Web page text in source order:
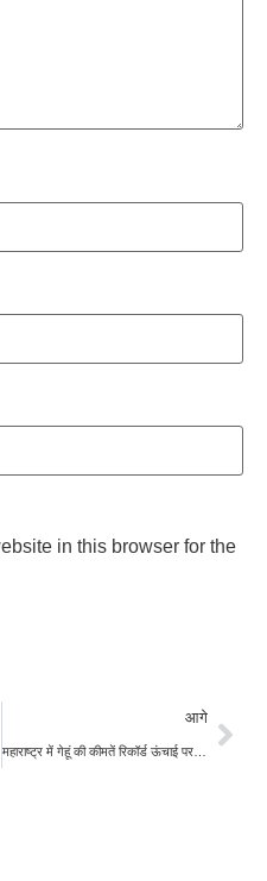
in this browser for the
आगे
महाराष्ट्र में गेहूं की कीमतें रिकॉर्ड ऊंचाई पर, किसानों को मिल रहा है एमएसपी से ज्यादा दाम